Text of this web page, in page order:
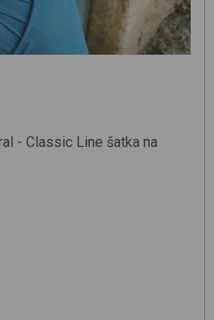
- Classic Line šatka na